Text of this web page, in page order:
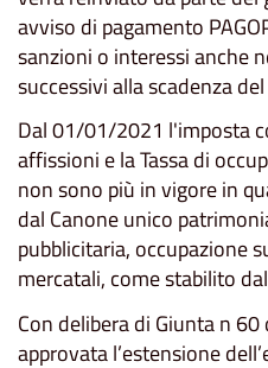
avviso di pagamento
sanzioni o interessi anche
successivi alla scadenza
Dal 01/01/2021 l'imposta
affissioni e la Tassa di
non sono più in vigore in
dal Canone unico
pubblicitaria, occupazione
mercatali, come stabilito
Con delibera di Giunta n
approvata l’estensione